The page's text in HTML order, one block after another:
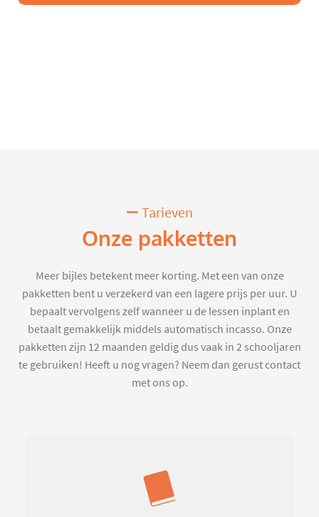
Tarieven
Onze pakketten
Meer bijles betekent meer korting. Met een van onze
pakketten bent u verzekerd van een lagere prijs per uur. U
bepaalt vervolgens zelf wanneer u de lessen inplant en
betaalt gemakkelijk middels automatisch incasso. Onze
pakketten zijn 12 maanden geldig dus vaak in 2 schooljaren
te gebruiken! Heeft u nog vragen? Neem dan gerust contact
met ons op.